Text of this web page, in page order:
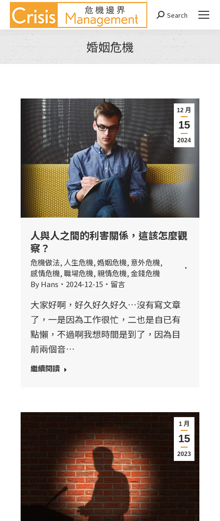
Search:
Search
婚姻危機
You are here:
12 月
15
2024
人與人之間的利害關係，這該怎麼觀
察？
危機做法, 人生危機,婚姻危機, 意外危機,
感情危機,職場危機,親情危機,金錢危機
ByHans 2024-12-15 留言
大家好啊，好久好久好久…沒有寫文章
了，一是因為工作很忙，二也是自已有
點懶，不過啊我想時間是到了，因為目
前兩個音…
繼續閱讀
1 月
15
2023